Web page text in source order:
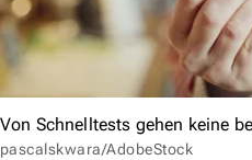
Von Schnelltests gehen keine
pascalskwara/AdobeStock